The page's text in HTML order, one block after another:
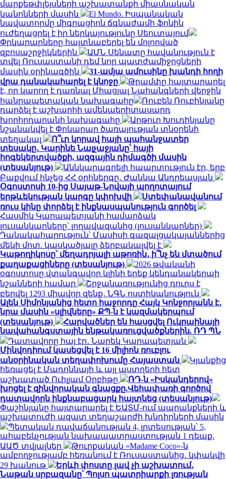
մարքեթփլեյսների աշխատանքի միասնական
կանոնների մասին
El Mundo. Իսպանական
նավատորմը միգրացիոն ճգնաժամի ֆոնին
ուժեղացրել է իր ներկայությունը Սեուտայում
Փրկարարները հայտնաբերել են մոլորված
զբոսաշրջիկներին
ԱՄՆ Սենատը հավանություն է
տվել Ռուսաստանի դեմ նոր պատժամիջոցների
մասին օրինագծին
31-ամյա ամուսինը խանդի հողի
վրա դանակահարել է կնոջը
Թրամփը հայտարարել
է, որ կարող է դառնալ Միացյալ Նահանգների վերջին
հանրապետական ​​նախագահը
Ռուբեն Ռուբինյանը
դարձել է աշխարհի ամենաերիտասարդ
խորհրդարանի նախագահը
Արթուր Խուդինյանը
նշանակվել է Փրկարար ծառայության տնօրենի
տեղակալ
Ո՞ւր կորավ հայի պահանջատեր
տեսակը․ Կարինե Նալչաջյանը՝ հայի
հոգեկերտվածքի, ազգային դիմագծի մասին
(տեսանյութ)
Աննկարագրելի հպարտություն էր, երբ
Բաքվում հնչեց ՀՀ օրհներգը․ Ժաննա Անդրեասյան
Օգոստոսի 10-ից Սայաթ-Նովայի պողոտայում
երթևեկության կարգը կփոխվի
Ստեփանավանում
ռուս կինը փորձել է ինքնասպանություն գործել
Հասմիկ Կարապետյանի համարձակ
լուսանկարները՝ լողավազանից (լուսանկարներ)
Դանակահարություն՝ Մասիսի գազալցակայաններից
մեկի մոտ. կասկածյալը ձերբակալվել է
Կաթողիկոսը՝ մեղադրյալի աթոռին․ ի՞նչ են մտածում
քաղաքացիները (տեսանյութ)
2026 թվականի
օգոստոսը վտանգավոր կլինի երեք կենդանակերպի
նշանների համար
Շրջանառությունից դուրս է
բերվել 1293 միավոր զենք․ ՆԳՆ ոստիկանություն
Ալեն Սիմոնյանից հետո հաջորդը Հայկ Կոնջորյանն է․
նրա մասին «սլիվները» ՔՊ-ն է կազմակերպում
(տեսանյութ)
Հարվածներ են հասցվել Ուկրաինայի
նավահանգստային ենթակառուցվածքներին. ՌԴ ՊՆ
Դատավորը հայ էր․ Նարեկ Կարապետյան
Մինվոդիում կասեցվել է 16 միլիոն ռուբլու
անօրինական տեղափոխումը Հայաստան
Կյանքից
հեռացել է Մադոննայի և այլ աստղերի հետ
աշխատած Ուիլյամ Օրբիթը
ՌԴ-ն «Իսկանդերով»
խոցել է զինվորական գնացքը.Վեհափառի գործով
դատավորն ինքնաբացարկ հայտնեց (տեսանյութ)
Փաշինյանը հայտարարել է ԵԱՏՄ-ում ապրանքների և
աշխատուժի ազատ տեղաշարժի խնդիրների մասին
Պետական դավաճանության 4, լրտեսության՝ 5,
ահաբեկչության նախապատրաստության 1 դեպք.
ԱԱԾ տվյալներ
Թուրքական «Madame Coco»-ն
ամբողջությամբ հեռանում է Ռուսաստանից․ կփակվի
29 խանութ
Երևի փոստը լավ չի աշխատում․
Նաթան սրբազանը՝ Պոլսո պատրիարքի լռության